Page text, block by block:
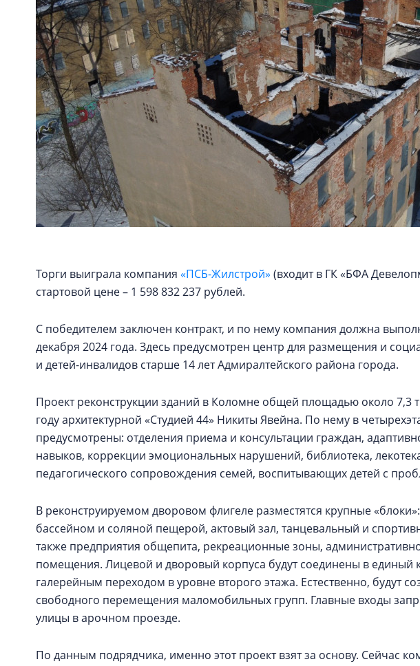
Торги выиграла компания «ПСБ-Жилстрой» (входит в ГК «БФА
стартовой цене – 1 598 832 237 рублей.
С победителем заключен контракт, и по нему компания должна
декабря 2024 года. Здесь предусмотрен центр для размещения и
и детей-инвалидов старше 14 лет Адмиралтейского района города.
Проект реконструкции зданий в Коломне общей площадью около 7,3
году архитектурной «Студией 44» Никиты Явейна. По нему в
предусмотрены: отделения приема и консультации граждан,
навыков, коррекции эмоциональных нарушений, библиотека,
педагогического сопровождения семей, воспитывающих детей с
В реконструируемом дворовом флигеле разместятся крупные
бассейном и соляной пещерой, актовый зал, танцевальный и
также предприятия общепита, рекреационные зоны,
помещения. Лицевой и дворовый корпуса будут соединены в единый
галерейным переходом в уровне второго этажа. Естественно, будут
свободного перемещения маломобильных групп. Главные входы
улицы в арочном проезде.
По данным подрядчика, именно этот проект взят за основу. Сейчас